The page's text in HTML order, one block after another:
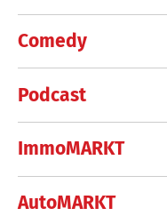
Comedy
Podcast
ImmoMARKT
AutoMARKT